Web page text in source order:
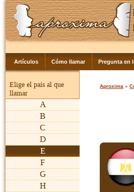
Artículos Cómo llamar Pregunta en
Elige el país al que
llamar
A
B
C
D
E
F
G
H
Aproxima »